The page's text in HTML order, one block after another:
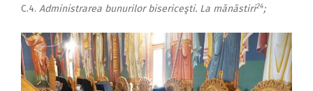
C.4. Administrarea bunurilor bisericeşti. La mănăstiri24;